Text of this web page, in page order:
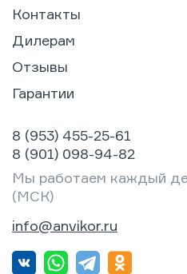
Контакты
Дилерам
Отзывы
Гарантии
8 (953) 455-25-61
8 (901) 098-94-82
Мы работаем каждый
(МСК)
info@anvikor.ru